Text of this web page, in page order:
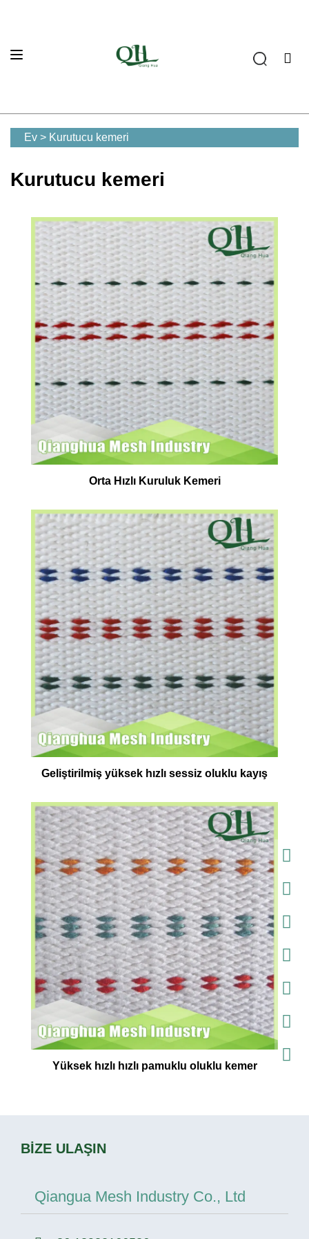
Ev > Kurutucu kemeri
Kurutucu kemeri
Orta Hızlı Kuruluk Kemeri
Geliştirilmiş yüksek hızlı sessiz oluklu kayış
Yüksek hızlı hızlı pamuklu oluklu kemer
BİZE ULAŞIN
Qiangua Mesh Industry Co., Ltd